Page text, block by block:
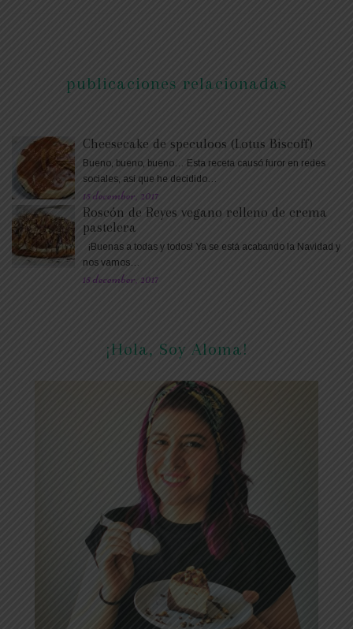
publicaciones relacionadas
Cheesecake de speculoos (Lotus Biscoff)
Bueno, bueno, bueno… Esta receta causó furor en redes
sociales, así que he decidido…
15 december, 2017
Roscón de Reyes vegano relleno de crema
pastelera
¡Buenas a todas y todos! Ya se está acabando la Navidad y
nos vamos…
15 december, 2017
¡Hola, Soy Aloma!